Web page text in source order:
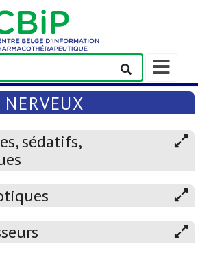
Afficher/
la
barre
navigation
sédatifs,